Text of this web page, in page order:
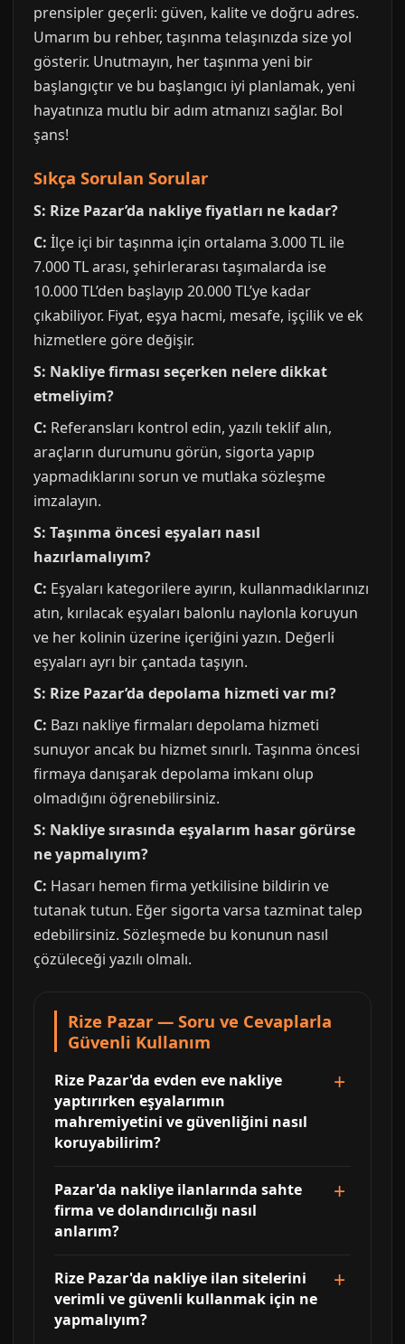
prensipler geçerli: güven, kalite ve doğru adres.
Umarım bu rehber, taşınma telaşınızda size yol
gösterir. Unutmayın, her taşınma yeni bir
başlangıçtır ve bu başlangıcı iyi planlamak, yeni
hayatınıza mutlu bir adım atmanızı sağlar. Bol
şans!
Sıkça Sorulan Sorular
S: Rize Pazar’da nakliye fiyatları ne kadar?
C: İlçe içi bir taşınma için ortalama 3.000 TL ile
7.000 TL arası, şehirlerarası taşımalarda ise
10.000 TL’den başlayıp 20.000 TL’ye kadar
çıkabiliyor. Fiyat, eşya hacmi, mesafe, işçilik ve ek
hizmetlere göre değişir.
S: Nakliye firması seçerken nelere dikkat
etmeliyim?
C: Referansları kontrol edin, yazılı teklif alın,
araçların durumunu görün, sigorta yapıp
yapmadıklarını sorun ve mutlaka sözleşme
imzalayın.
S: Taşınma öncesi eşyaları nasıl
hazırlamalıyım?
C: Eşyaları kategorilere ayırın, kullanmadıklarınızı
atın, kırılacak eşyaları balonlu naylonla koruyun
ve her kolinin üzerine içeriğini yazın. Değerli
eşyaları ayrı bir çantada taşıyın.
S: Rize Pazar’da depolama hizmeti var mı?
C: Bazı nakliye firmaları depolama hizmeti
sunuyor ancak bu hizmet sınırlı. Taşınma öncesi
firmaya danışarak depolama imkanı olup
olmadığını öğrenebilirsiniz.
S: Nakliye sırasında eşyalarım hasar görürse
ne yapmalıyım?
C: Hasarı hemen firma yetkilisine bildirin ve
tutanak tutun. Eğer sigorta varsa tazminat talep
edebilirsiniz. Sözleşmede bu konunun nasıl
çözüleceği yazılı olmalı.
Rize Pazar — Soru ve Cevaplarla
Güvenli Kullanım
Rize Pazar'da evden eve nakliye
yaptırırken eşyalarımın
mahremiyetini ve güvenliğini nasıl
koruyabilirim?
Pazar'da nakliye ilanlarında sahte
firma ve dolandırıcılığı nasıl
anlarım?
Rize Pazar'da nakliye ilan sitelerini
verimli ve güvenli kullanmak için ne
yapmalıyım?